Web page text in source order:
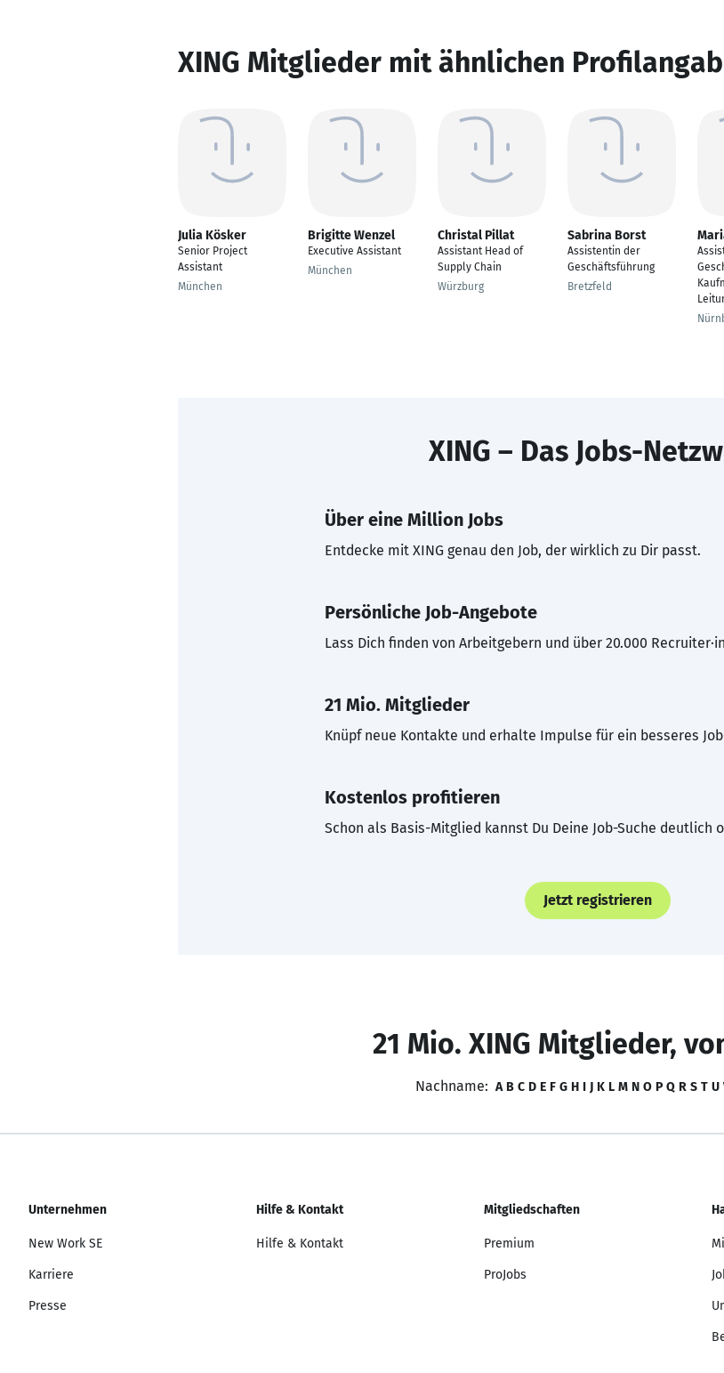
XING Mitglieder mit ähnlichen
Julia Kösker
Senior Project
Assistant
München
Brigitte Wenzel
Executive Assistant
München
Christal Pillat
Assistant Head of
Supply Chain
Würzburg
Sabrina Borst
Assistentin der
Geschäftsführung
Bretzfeld
XING – Das Jobs-
Über eine Million Jobs
Entdecke mit XING genau den Job, der wirklich zu Dir passt.
Persönliche Job-Angebote
Lass Dich finden von Arbeitgebern und über 20.000
21 Mio. Mitglieder
Knüpf neue Kontakte und erhalte Impulse für ein besseres
Kostenlos profitieren
Schon als Basis-Mitglied kannst Du Deine Job-Suche deutlich
Jetzt registrieren
21 Mio. XING Mitglieder,
Nachname: A B C D E F G H I J K L M N O P Q R S T U
Unternehmen
New Work SE
Karriere
Presse
Hilfe & Kontakt
Hilfe & Kontakt
Mitgliedschaften
Premium
ProJobs